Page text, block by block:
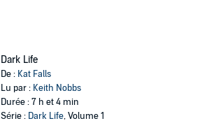
Dark Life
De : Kat Falls
Lu par : Keith Nobbs
Durée : 7 h et 4 min
Série : Dark Life, Volume 1